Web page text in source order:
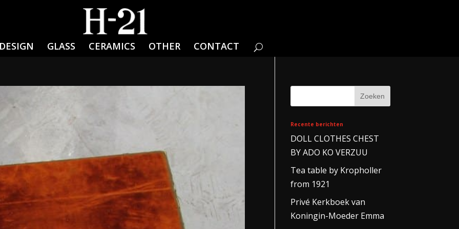
GLASS CERAMICS OTHER CONTACT
Recente berichten
DOLL CLOTHES CHEST
BY ADO KO VERZUU
Tea table by Kropholler
from 1921
Privé Kerkboek van
Koningin-Moeder Emma